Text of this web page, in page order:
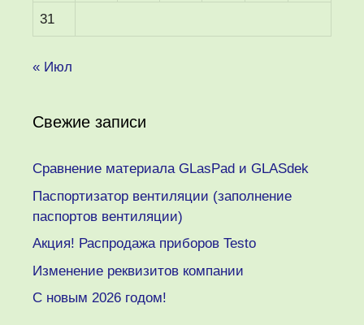
31
« Июл
Свежие записи
Сравнение материала GLasPad и GLASdek
Паспортизатор вентиляции (заполнение
паспортов вентиляции)
Акция! Распродажа приборов Testo
Изменение реквизитов компании
C новым 2026 годом!